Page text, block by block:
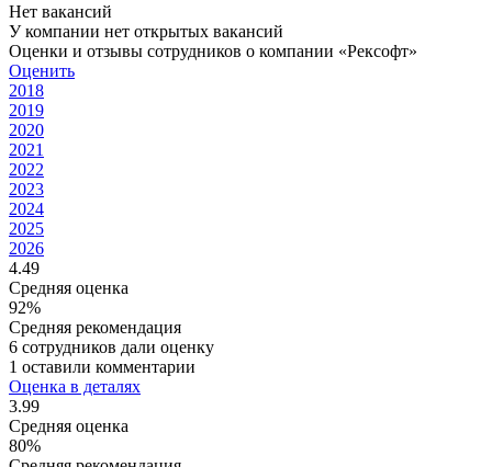
Нет вакансий
У компании нет открытых вакансий
Оценки и отзывы сотрудников о компании «Рексофт»
Оценить
2018
2019
2020
2021
2022
2023
2024
2025
2026
4.49
Средняя оценка
92%
Средняя рекомендация
6 сотрудников дали оценку
1 оставили комментарии
Оценка в деталях
3.99
Средняя оценка
80%